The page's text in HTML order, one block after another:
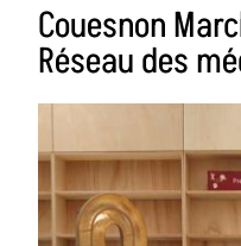
Couesnon
Réseau des